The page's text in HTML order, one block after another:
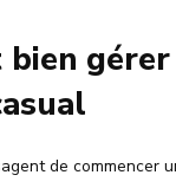
bien
de commencer